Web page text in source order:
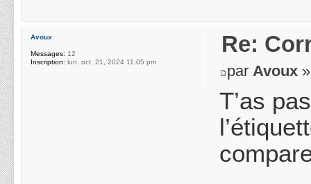
Re:
par Avoux
T’as
Avoux
Messages: 12
Inscription: lun. oct. 21, 2024 11:05 pm